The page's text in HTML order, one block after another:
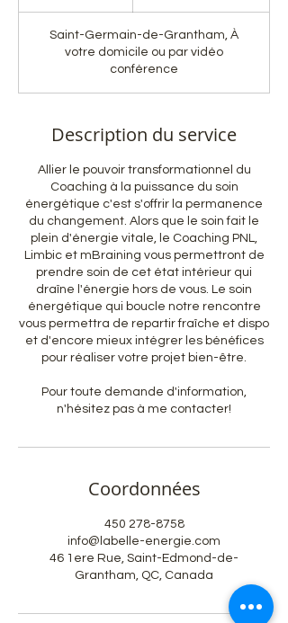
Saint-Germain-de-Grantham, À
votre domicile ou par vidéo
conférence
Description du service
Allier le pouvoir transformationnel du
Coaching à la puissance du soin
énergétique c'est s'offrir la permanence
du changement. Alors que le soin fait le
plein d'énergie vitale, le Coaching PNL,
Limbic et mBraining vous permettront de
prendre soin de cet état intérieur qui
draîne l'énergie hors de vous. Le soin
énergétique qui boucle notre rencontre
vous permettra de repartir fraîche et dispo
et d'encore mieux intégrer les bénéfices
pour réaliser votre projet bien-être.
Pour toute demande d'information,
n'hésitez pas à me contacter!
Coordonnées
450 278-8758
info@labelle-energie.com
46 1ere Rue, Saint-Edmond-de-
Grantham, QC, Canada